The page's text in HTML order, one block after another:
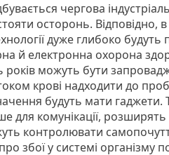
чергова
осторонь. Відповідно,
дуже глибоко
й електронна охорона
років можуть бути
крові надходити до
будуть мати гаджети.
для комунікації,
контролювати
збої у системі організму